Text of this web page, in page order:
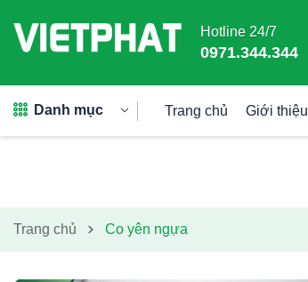
Hotline 24/7
0971.344.344
Danh mục Trang chủ Giới thiệu
Trang chủ Co yên ngựa